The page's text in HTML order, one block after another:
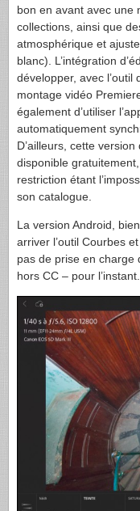
bon en avant avec une
collections, ainsi que
atmosphérique et
blanc). L’intégration
développer, avec l’outil
montage vidéo
également d’utiliser
automatiquement
D’ailleurs, cette
disponible
restriction étant
son catalogue.
La version Android,
arriver l’outil Courbes
pas de prise en charge
hors CC – pour l’instant.